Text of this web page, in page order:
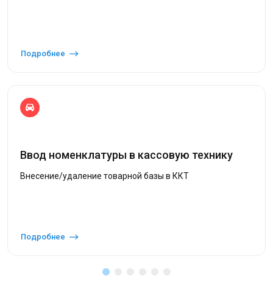
Подробнее
Ввод номенклатуры в кассовую технику
Внесение/удаление товарной базы в ККТ
Подробнее